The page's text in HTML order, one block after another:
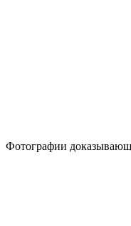
Фотографии